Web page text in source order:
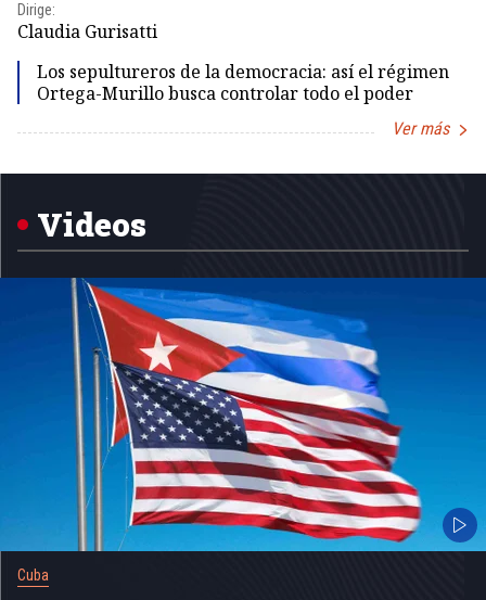
Dirige:
Claudia Gurisatti
Los sepultureros de la democracia: así el régimen
Ortega-Murillo busca controlar todo el poder
Ver más
1
Videos
Cuba